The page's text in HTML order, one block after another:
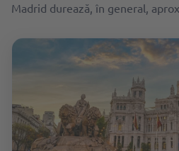
Madrid durează, în general,